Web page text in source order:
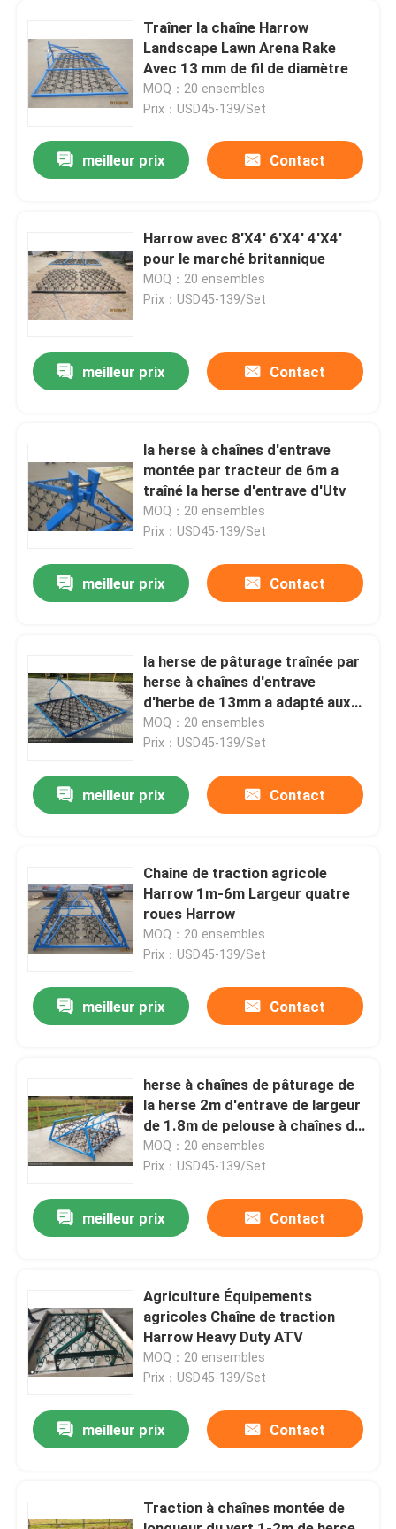
Maison
Vidéos
À propos de nous
Contrôle de qualité
Contactez-nous
clôture de maillage de soudure
Traîner la chaîne Harrow
Landscape Lawn Arena Rake
Avec 13 mm de fil de diamètre
MOQ：20 ensembles
Prix：USD45-139/Set
meilleur prix Contact
Harrow avec 8'X4' 6'X4' 4'X4'
pour le marché britannique
MOQ：20 ensembles
Prix：USD45-139/Set
meilleur prix Contact
la herse à chaînes d'entrave
montée par tracteur de 6m a
traîné la herse d'entrave d'Utv
MOQ：20 ensembles
Prix：USD45-139/Set
meilleur prix Contact
la herse de pâturage traînée par
herse à chaînes d'entrave
d'herbe de 13mm a adapté aux
besoins du client
MOQ：20 ensembles
Prix：USD45-139/Set
meilleur prix Contact
Chaîne de traction agricole
Harrow 1m-6m Largeur quatre
roues Harrow
MOQ：20 ensembles
Prix：USD45-139/Set
meilleur prix Contact
herse à chaînes de pâturage de
la herse 2m d'entrave de largeur
de 1.8m de pelouse à chaînes de
longueur
MOQ：20 ensembles
Prix：USD45-139/Set
meilleur prix Contact
Agriculture Équipements
agricoles Chaîne de traction
Harrow Heavy Duty ATV
MOQ：20 ensembles
Prix：USD45-139/Set
meilleur prix Contact
Traction à chaînes montée de